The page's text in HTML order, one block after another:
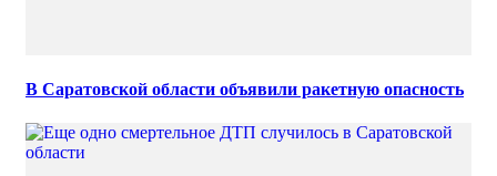
В Саратовской области объявили ракетную опасность